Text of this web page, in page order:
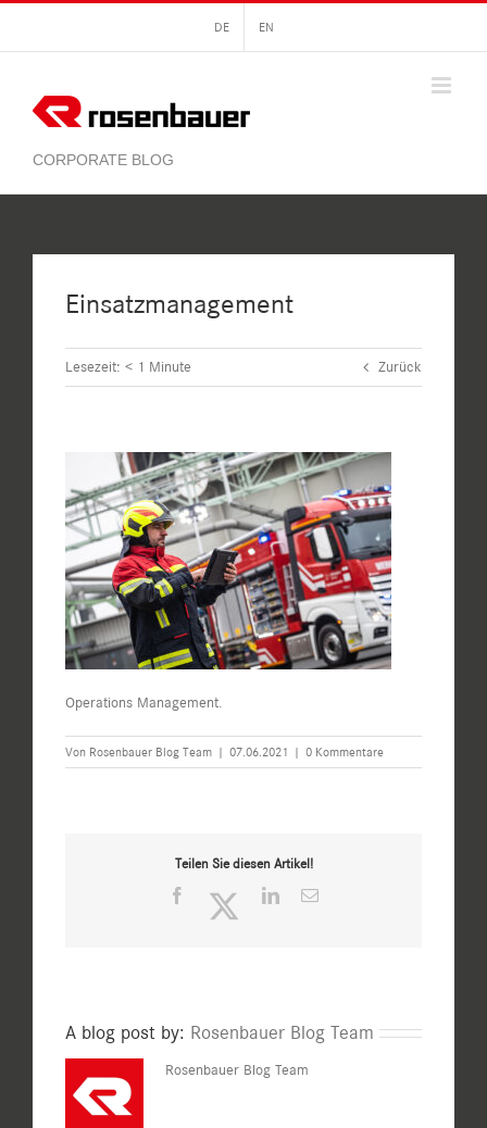
springen
DE EN
Einsatzmanagement
Lesezeit: < 1 Minute Zurück
Operations Management.
Von Rosenbauer Blog Team | 07.06.2021 | 0 Kommentare
Teilen Sie diesen Artikel!
Facebook TwitterLinkedIn
E-
A blog post by: Rosenbauer Blog Team
Rosenbauer Blog Team